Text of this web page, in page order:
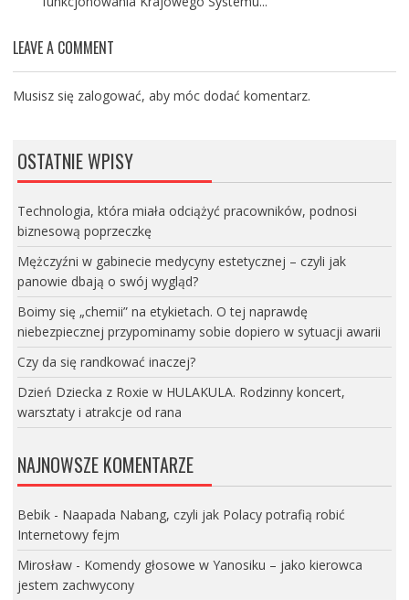
LEAVE A COMMENT
Musisz się zalogować, aby móc dodać komentarz.
OSTATNIE WPISY
Technologia, która miała odciążyć pracowników, podnosi
biznesową poprzeczkę
Mężczyźni w gabinecie medycyny estetycznej – czyli jak
panowie dbają o swój wygląd?
Boimy się „chemii” na etykietach. O tej naprawdę
niebezpiecznej przypominamy sobie dopiero w sytuacji awarii
Czy da się randkować inaczej?
Dzień Dziecka z Roxie w HULAKULA. Rodzinny koncert,
warsztaty i atrakcje od rana
NAJNOWSZE KOMENTARZE
Bebik- Naapada Nabang, czyli jak Polacy potrafią robić
Internetowy fejm
Mirosław- Komendy głosowe w Yanosiku – jako kierowca
jestem zachwycony